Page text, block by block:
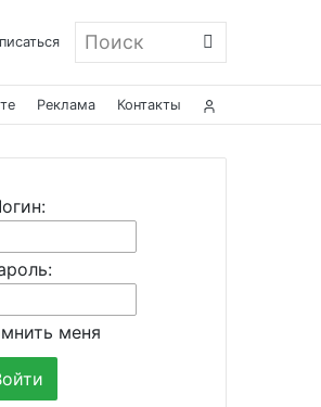
Поиск
Реклама Контакты
меня